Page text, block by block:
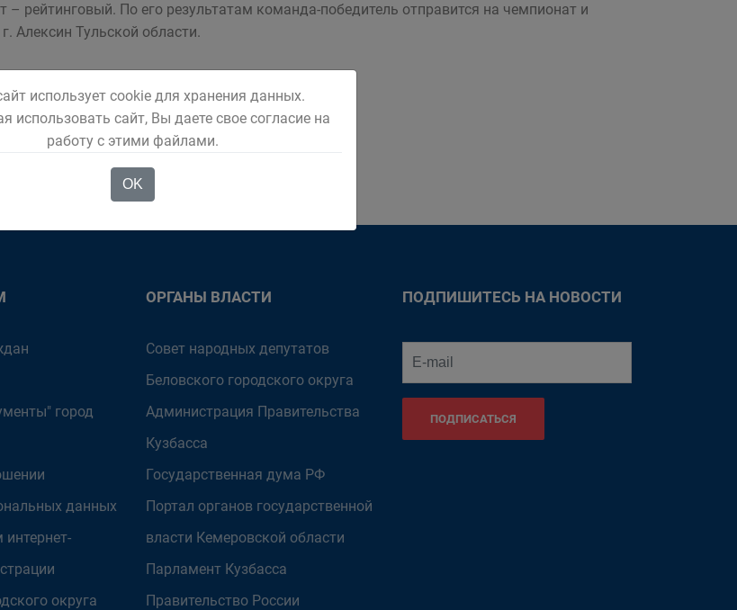
– рейтинговый. По его результатам команда-победитель отправится на чемпионат и
Алексин Тульской области.
город
данных
округа
ОРГАНЫ ВЛАСТИ
Совет народных депутатов
Беловского городского округа
Администрация Правительства
Кузбасса
Государственная дума РФ
Портал органов государственной
власти Кемеровской области
Парламент Кузбасса
Правительство России
ПОДПИШИТЕСЬ НА НОВОСТИ
ПОДПИСАТЬСЯ
использует cookie для хранения данных.
использовать сайт, Вы даете свое согласие на
работу с этими файлами.
OK